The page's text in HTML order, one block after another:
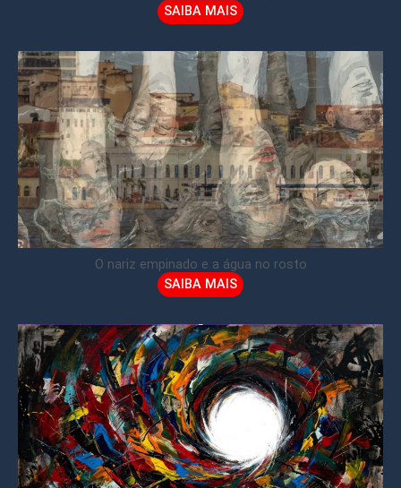
SAIBA MAIS
O nariz empinado e a água no rosto
SAIBA MAIS